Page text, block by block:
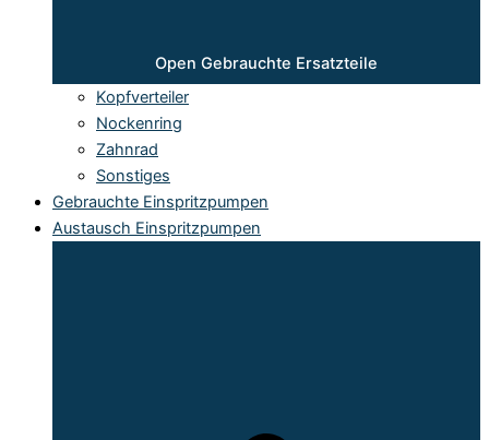
Open Gebrauchte Ersatzteile
Kopfverteiler
Nockenring
Zahnrad
Sonstiges
Gebrauchte Einspritzpumpen
Austausch Einspritzpumpen